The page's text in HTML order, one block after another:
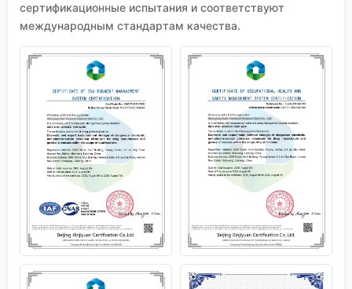
сертификационные испытания и соответствуют
международным стандартам качества.